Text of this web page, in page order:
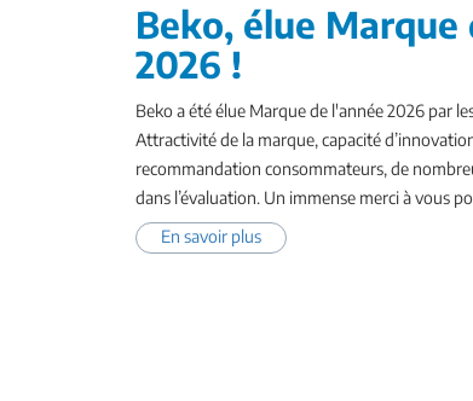
Beko, élue Marque
2026 !
Beko a été élue Marque de l'année 2026 par
Attractivité de la marque, capacité
recommandation consommateurs, de
dans l’évaluation. Un immense merci à vous
En savoir plus